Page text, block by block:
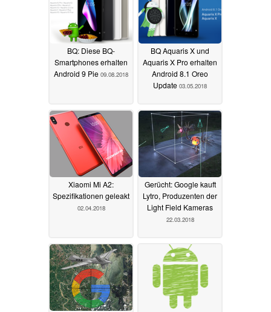
BQ: Diese BQ-
Smartphones erhalten
Android 9 Pie 09.08.2018
BQ Aquaris X und
Aquaris X Pro erhalten
Android 8.1 Oreo
Update 03.05.2018
Xiaomi Mi A2:
Spezifikationen geleakt
02.04.2018
Gerücht: Google kauft
Lytro, Produzenten der
Light Field Kameras
22.03.2018